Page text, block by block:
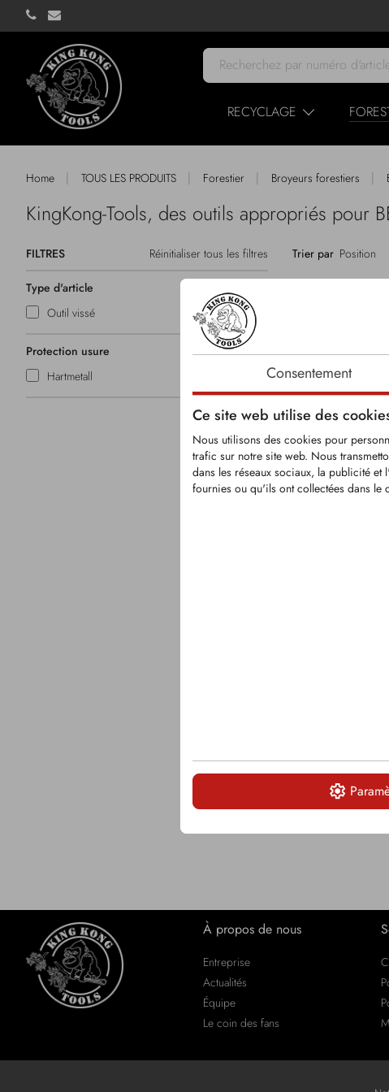
Consentement
Ce site web utilise des
Nous utilisons des cookies pour
trafic sur notre site web. Nous
dans les réseaux sociaux, la publicité et
fournies ou qu'ils ont collectées dans le
RECYCLAGE
Home | TOUS LES PRODUITS | Forestier | Broyeurs forestiers |
KingKong-Tools, des outils appropriés pour
FILTRES Réinitialiser tous les filtres
Type d'article
Outil vissé
Protection usure
Hartmetall
Trier par
KFS1148
À propos de nous
Entreprise
Actualités
Équipe
Le coin des fans